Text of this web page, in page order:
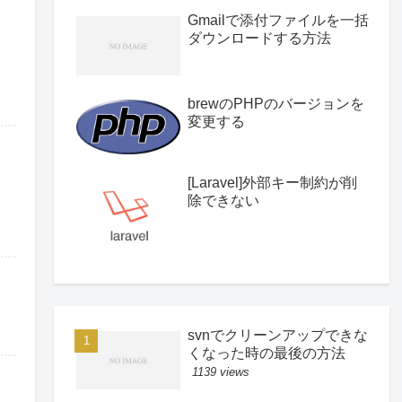
Gmailで添付ファイルを一括
ダウンロードする方法
brewのPHPのバージョンを
変更する
[Laravel]外部キー制約が削
除できない
svnでクリーンアップできな
くなった時の最後の方法
1139 views